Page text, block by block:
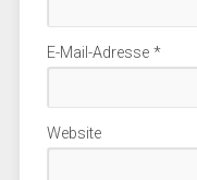
E-Mail-Adresse *
Website